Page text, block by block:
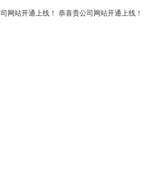
网站开通上线！ 恭喜贵公司网站开通上线！